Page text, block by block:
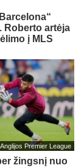
Roberto artėja
į MLS
Anglijos Premier League
žingsnį nuo